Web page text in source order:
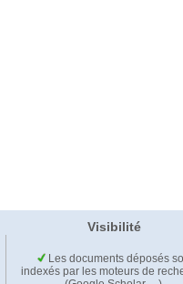
Visibilité
Les documents déposés
indexés par les moteurs de